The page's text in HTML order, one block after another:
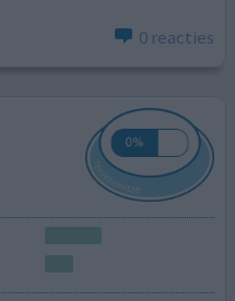
0 reacties